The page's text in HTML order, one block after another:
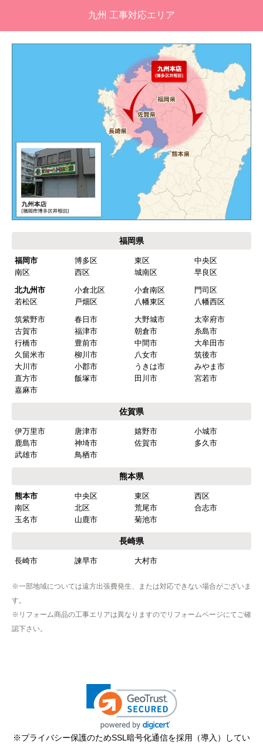
九州 工事対応エリア
福岡県
福岡市 博多区 東区
中央区
南区
西区 城南区
早良区
北九州市
小倉北区 小倉南区
門司区
若松区
戸畑区 八幡東区
八幡西区
筑紫野市
春日市 大野城市
太宰府市
古賀市
福津市 朝倉市
糸島市
行橋市
豊前市 中間市
大牟田市
久留米市
柳川市 八女市
筑後市
大川市
小郡市 うきは市
みやま市
直方市
飯塚市 田川市
宮若市
嘉麻市
佐賀県
伊万里市 唐津市 嬉野市
小城市
鹿島市
神埼市 佐賀市
多久市
武雄市
鳥栖市
熊本県
熊本市 中央区 東区
西区
南区
北区 荒尾市
合志市
玉名市
山鹿市 菊池市
長崎県
長崎市 諫早市 大村市
※一部地域については遠方出張費発生、または対応できない場合がございま
す。
※リフォーム商品の工事エリアは異なりますのでリフォームページにてご確
認下さい。
※プライバシー保護のためSSL暗号化通信を採用（導入）してい